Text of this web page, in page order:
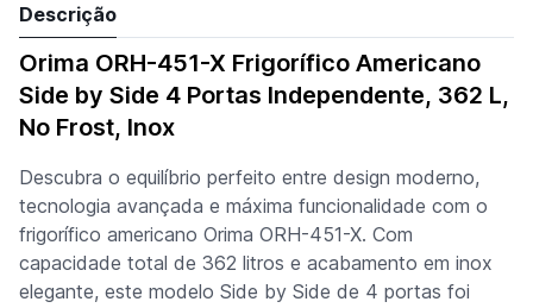
Descrição
Orima ORH-451-X Frigorífico Americano
Side by Side 4 Portas Independente, 362 L,
No Frost, Inox
Descubra o equilíbrio perfeito entre design moderno,
tecnologia avançada e máxima funcionalidade com o
frigorífico americano Orima ORH-451-X. Com
capacidade total de 362 litros e acabamento em inox
elegante, este modelo Side by Side de 4 portas foi